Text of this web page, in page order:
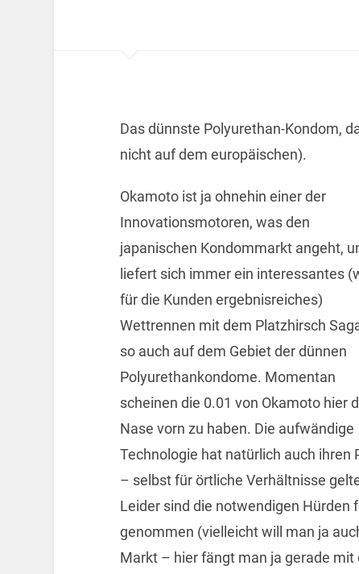
Das dünnste Polyurethan-Kondom,
nicht auf dem europäischen).
Okamoto ist ja ohnehin einer der
Innovationsmotoren, was den
japanischen Kondommarkt angeht,
liefert sich immer ein interessantes
für die Kunden ergebnisreiches)
Wettrennen mit dem Platzhirsch
so auch auf dem Gebiet der dünnen
Polyurethankondome. Momentan
scheinen die 0.01 von Okamoto hier
Nase vorn zu haben. Die aufwändige
Technologie hat natürlich auch ihren
– selbst für örtliche Verhältnisse
Leider sind die notwendigen Hürden
genommen (vielleicht will man ja
Markt – hier fängt man ja gerade mit